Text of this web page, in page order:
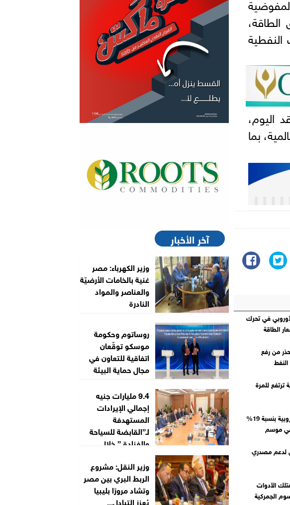
اليوم،
بما
في تحرك
الطاقة
من رفع
ترتفع للمرة
نمو صادرات الحبوب الأوروبية بنسبة 19%
طن في موسم
لدعم مصدري
الأدوات
الجمركية
آخر الأخبار
وزير الكهرباء: مصر
غنية بالخامات الأرضيّة
والعناصر والمواد
النادرة
روساتوم وحكومة
موسكو توقّعان
اتفاقية للتعاون في
مجال حماية البيئة
9.4 مليارات جنيه
إجمالي الإيرادات
المستهدفة
لـ”القابضة للسياحة
والفنادق” خلال
وزير النقل: مشروع
الربط البري بين مصر
وتشاد مرورًا بليبيا
يُعزز التبادل...